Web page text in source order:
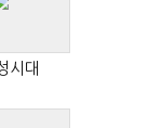
시대